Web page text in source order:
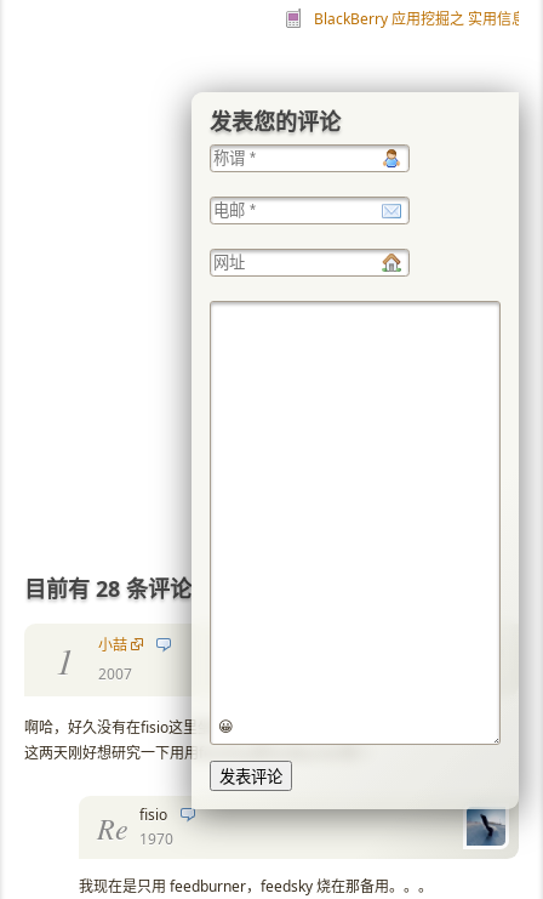
BlackBerry 应用挖掘之 实用信息
发表您的评论
😀
目前有 28 条评论
1
小喆
2007
啊哈，好久没有在fisio这里坐沙发了，
这两天刚好想研究一下用用feedsky或feedburner呢～
Re fisio
1970
我现在是只用 feedburner，feedsky 烧在那备用。。。